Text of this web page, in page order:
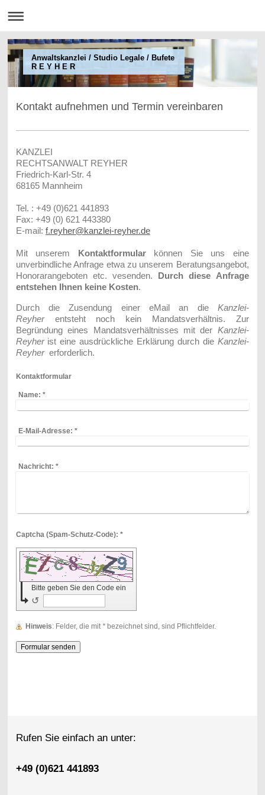
Anwaltskanzlei / Studio Legale / Bufete
R E Y H E R
Kontakt aufnehmen und Termin vereinbaren
KANZLEI
RECHTSANWALT REYHER
Friedrich-Karl-Str. 4
68165 Mannheim
Tel. : +49 (0)621 441893
Fax: +49 (0) 621 443380
E-mail: f.reyher@kanzlei-reyher.de
Mit unserem Kontaktformularkönnen Sie uns eine
unverbindliche Anfrage etwa zu unserem Beratungsangebot,
Honorarangeboten etc. vesenden.
Durch diese Anfrage
entstehen Ihnen keine Kosten.
Durch die Zusendung einer eMail an die Kanzlei-
Reyherentsteht noch kein Mandatsverhältnis. Zur
Begründung eines Mandatsverhältnisses mit der Kanzlei-
Reyher ist eine ausdrückliche Erklärung durch die Kanzlei-
Reyhererforderlich.
Kontaktformular
Name: *
E-Mail-Adresse: *
Nachricht: *
Captcha (Spam-Schutz-Code): *
Bitte geben Sie den Code ein
↺
Hinweis : Felder, die mit *bezeichnet sind, sind Pflichtfelder.
Rufen Sie einfach an unter:
+49 (0)621 441893